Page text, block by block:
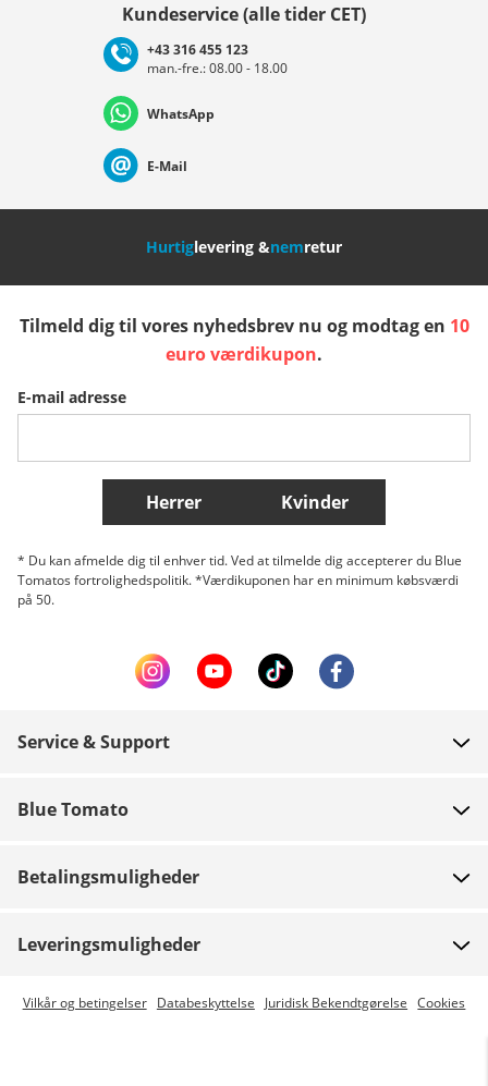
Deutschland Österreich
Nederland Italia (Italiano) Italien (Deutsch)
Slovenija
Belgique (Français) Danmark Norge
Flere lande
Kundeservice (alle tider CET)
+43 316 455 123
man.-fre.: 08.00 - 18.00
WhatsApp
E-Mail
Hurtiglevering &nemretur
Tilmeld dig til vores nyhedsbrev nu og modtag en 10
euro værdikupon.
E-mail adresse
Herrer Kvinder
* Du kan afmelde dig til enhver tid. Ved at tilmelde dig accepterer du Blue
Tomatos fortrolighedspolitik. *Værdikuponen har en minimum købsværdi
på 50.
Service & Support
Betaling
Retur
Track din ordre
Blue Tomato
Blue World
Betalingsmuligheder
Leveringsmuligheder
Express levering er mulig
Vilkår og betingelser Databeskyttelse Juridisk Bekendtgørelse Cookies